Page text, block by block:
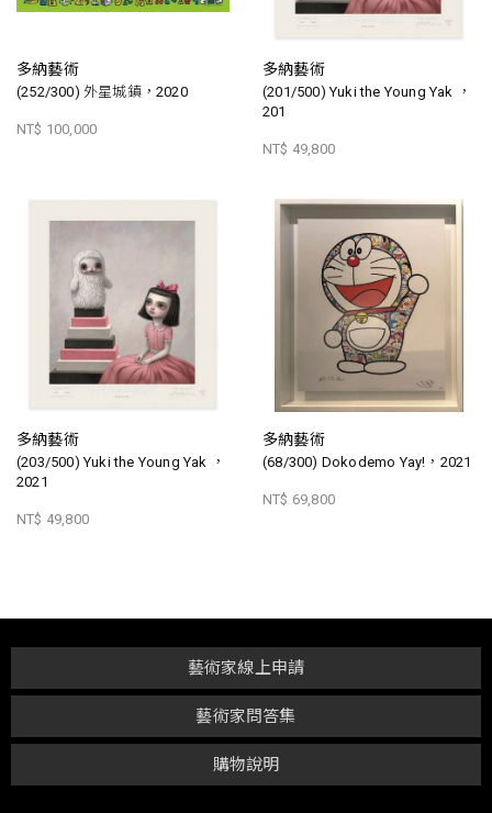
多納藝術
(252/300) 外星城鎮，2020
NT$ 100,000
多納藝術
(201/500) Yuki the Young Yak ，
201
NT$ 49,800
多納藝術
(203/500) Yuki the Young Yak ，
2021
NT$ 49,800
多納藝術
(68/300) Dokodemo Yay!，2021
NT$ 69,800
購物說明
藝術家問答集
藝術家線上申請